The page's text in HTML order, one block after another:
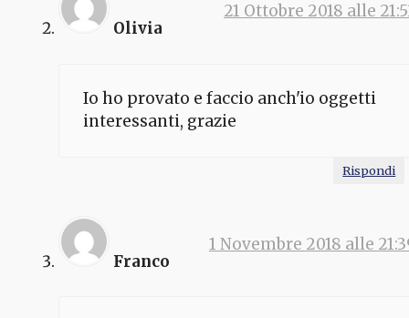
Olivia
21 Ottobre 2018 alle
Io ho provato e faccio anch'io oggetti
interessanti, grazie
Rispondi
Franco
1 Novembre 2018 alle